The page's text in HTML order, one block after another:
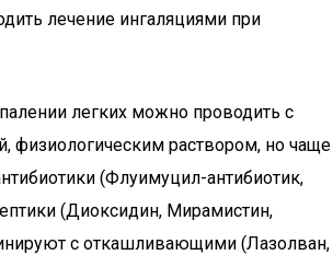
лечение ингаляциями при
легких можно проводить с
физиологическим раствором, но чаще
(Флуимуцил-антибиотик,
(Диоксидин, Мирамистин,
с откашливающими (Лазолван,